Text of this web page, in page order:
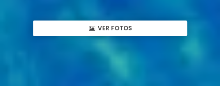
VER FOTOS